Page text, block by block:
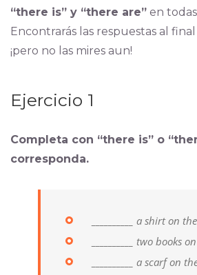
“there is” y “there are”en todas
Encontrarás las respuestas al
¡pero no las mires aun!
Ejercicio 1
Completa con “there is” o
corresponda.
__________ a shirt on
__________ two books
__________ a scarf on